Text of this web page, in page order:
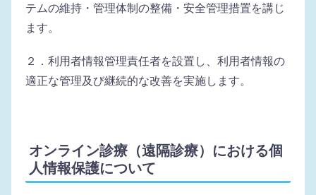
テムの維持・管理体制の整備・安全管理措置を講じ
ます。
２．利用者情報管理責任者を設置し、利用者情報の
適正な管理及び継続的な改善を実施します。
オンライン診療（遠隔診療）における個
人情報保護について